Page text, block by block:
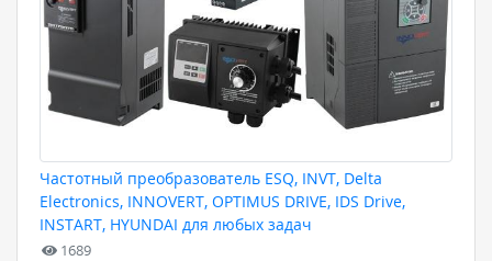
Частотный преобразователь ESQ, INVT, Delta
Electronics, INNOVERT, OPTIMUS DRIVE, IDS Drive,
INSTART, HYUNDAI для любых задач
1689